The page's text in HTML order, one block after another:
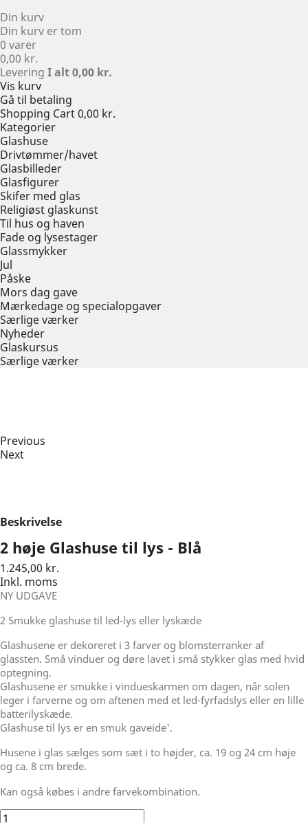
Din kurv
Din kurv er tom
0 varer
0,00 kr.
Levering I alt0,00 kr.
Vis kurv
Gå til betaling
Shopping Cart0,00 kr.
Kategorier
Glashuse
Drivtømmer/havet
Glasbilleder
Glasfigurer
Skifer med glas
Religiøst glaskunst
Til hus og haven
Fade og lysestager
Glassmykker
Jul
Påske
Mors dag gave
Mærkedage og specialopgaver
Særlige værker
Nyheder
Glaskursus
Særlige værker
Previous
Next
Beskrivelse
2 høje Glashuse til lys - Blå
1.245,00 kr.
Inkl. moms
NY UDGAVE
2 Smukke glashuse til led-lys eller lyskæde
Glashusene er dekoreret i 3 farver og blomsterranker af
glassten. Små vinduer og døre lavet i små stykker glas med hvid
optegning.
Glashusene er smukke i vindueskarmen om dagen, når solen
leger i farverne og om aftenen med et led-fyrfadslys eller en lille
batterilyskæde.
Glashuse til lys er en smuk gaveide'.
Husene i glas sælges som sæt i to højder, ca. 19 og 24 cm høje
og ca. 8 cm brede.
Kan også købes i andre farvekombination.